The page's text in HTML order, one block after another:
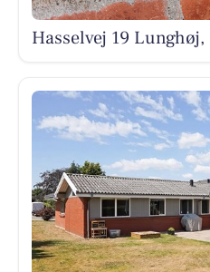
Hasselvej 19 Lunghøj,